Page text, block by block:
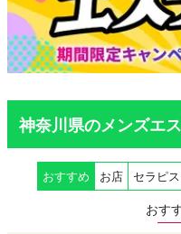
神奈川県のメンズエ
おすすめ お店 セラピス
おす